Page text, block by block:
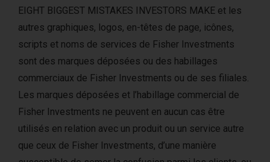
EIGHT BIGGEST MISTAKES INVESTORS MAKE et les
autres graphiques, logos, en-têtes de page, icônes,
scripts et noms de services de Fisher Investments
sont des marques déposées ou des habillages
commerciaux de Fisher Investments ou de ses filiales.
Les marques déposées et l’habillage commercial de
Fisher Investments ne peuvent en aucun cas être
utilisés en relation avec un produit ou un service autre
que ceux de Fisher Investments, d’une manière